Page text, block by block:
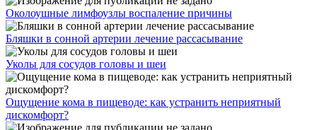
Околоушные лимфоузлы воспаление причины
Бляшки в сонной артерии лечение рассасывание
Уколы для сосудов головы и шеи
Ощущение кома в пищеводе: как устранить неприятный
дискомфорт?